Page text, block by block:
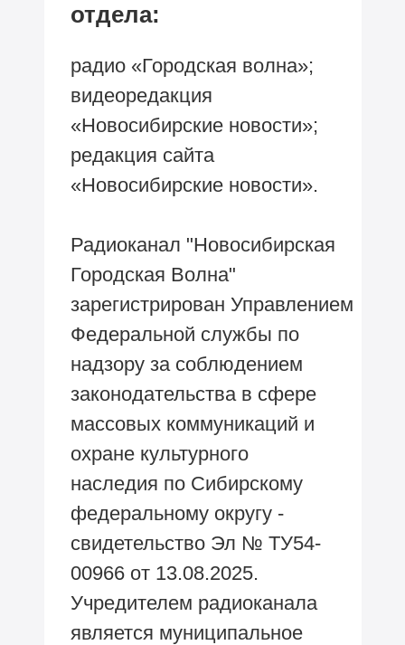
отдела:
радио «Городская волна»;
видеоредакция
«Новосибирские новости»;
редакция сайта
«Новосибирские новости».
Радиоканал "Новосибирская
Городская Волна"
зарегистрирован Управлением
Федеральной службы по
надзору за соблюдением
законодательства в сфере
массовых коммуникаций и
охране культурного
наследия по Сибирскому
федеральному округу -
свидетельство Эл № ТУ54-
00966 от 13.08.2025.
Учредителем радиоканала
является муниципальное